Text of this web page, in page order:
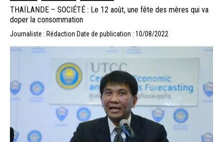
THAÏLANDE – SOCIÉTÉ : Le 12 août, une fête des mères qui va
doper la consommation
Journaliste : Rédaction Date de publication : 10/08/2022